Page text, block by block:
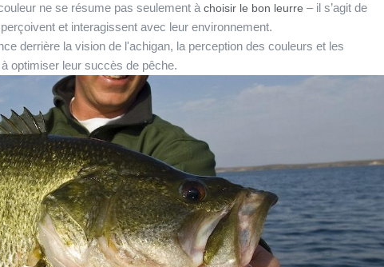
ne se résume pas seulement à choisir le bon leurre – il s’agit de
et interagissent avec leur environnement.
derrière la vision de l'achigan, la perception des couleurs et les
optimiser leur succès de pêche.